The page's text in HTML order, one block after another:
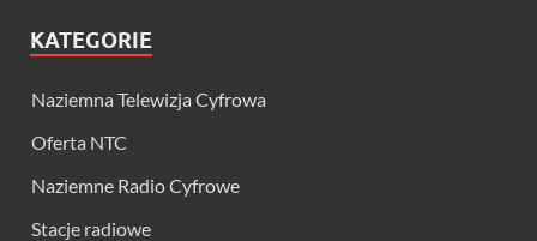
KATEGORIE
Naziemna Telewizja Cyfrowa
Oferta NTC
Naziemne Radio Cyfrowe
Stacje radiowe